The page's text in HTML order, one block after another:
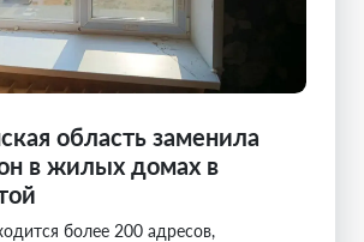
область заменила
в жилых домах в
более 200 адресов,